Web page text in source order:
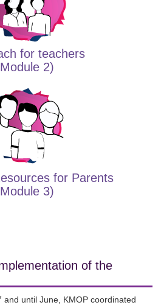
for teachers
2)
for Parents
3)
of the
until June, KMOP coordinated